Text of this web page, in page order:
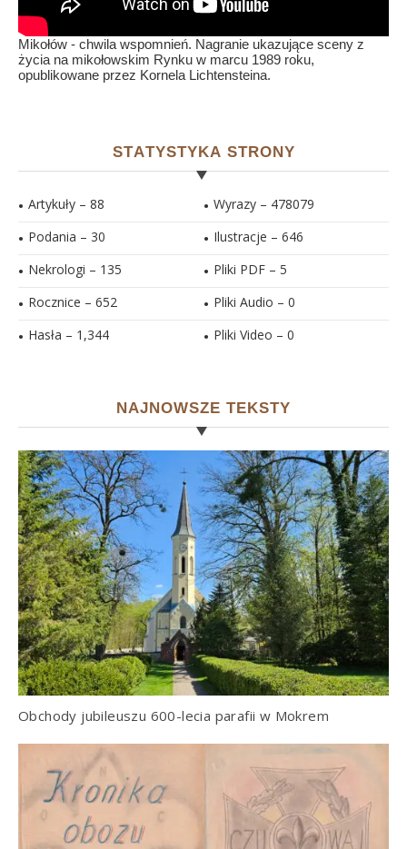
Mikołów - chwila wspomnień. Nagranie ukazujące sceny z
życia na mikołowskim Rynku w marcu 1989 roku,
opublikowane przez Kornela Lichtensteina.
STATYSTYKA STRONY
Artykuły – 88
Podania – 30
Nekrologi – 135
Rocznice – 652
Hasła – 1,344
Wyrazy – 478079
Ilustracje – 646
Pliki PDF – 5
Pliki Audio – 0
Pliki Video – 0
NAJNOWSZE TEKSTY
Obchody jubileuszu 600-lecia parafii w Mokrem